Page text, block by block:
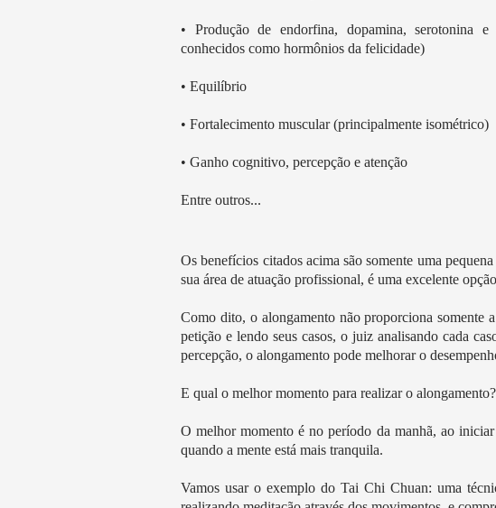
• Produção de endorfina, dopamina, serotonina e
conhecidos como hormônios da felicidade)
• Equilíbrio
• Fortalecimento muscular (principalmente isométrico)
• Ganho cognitivo, percepção e atenção
Entre outros...
Os benefícios citados acima são somente uma
sua área de atuação profissional, é uma excelente
Como dito, o alongamento não proporciona
petição e lendo seus casos, o juiz analisando cada
percepção, o alongamento pode melhorar o
E qual o melhor momento para realizar o alongamento?
O melhor momento é no período da manhã, ao
quando a mente está mais tranquila.
Vamos usar o exemplo do Tai Chi Chuan: uma